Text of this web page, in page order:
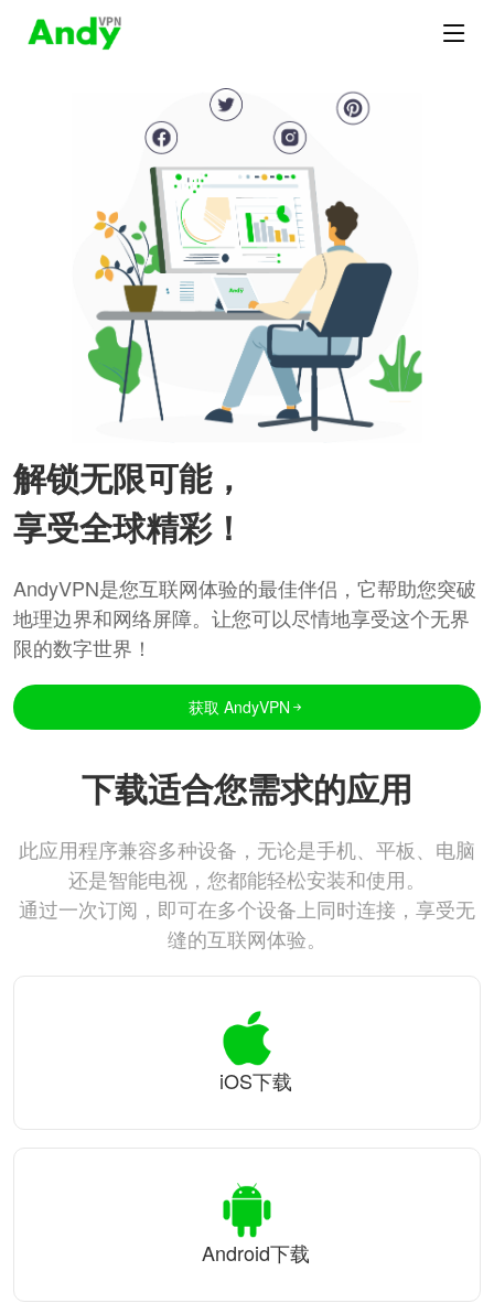
解锁无限可能，
享受全球精彩！
AndyVPN是您互联网体验的最佳伴侣，它帮助您突破
地理边界和网络屏障。让您可以尽情地享受这个无界
限的数字世界！
获取 AndyVPN
下载适合您需求的应用
此应用程序兼容多种设备，无论是手机、平板、电脑
还是智能电视，您都能轻松安装和使用。
通过一次订阅，即可在多个设备上同时连接，享受无
缝的互联网体验。
iOS下载
Android下载